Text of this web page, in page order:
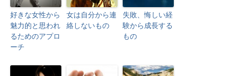
好きな女性から
魅力的と思われ
るためのアプロ
ーチ
女は自分から連
絡しないもの
失敗、悔しい経
験から成長する
もの